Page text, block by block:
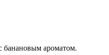
банановым ароматом.